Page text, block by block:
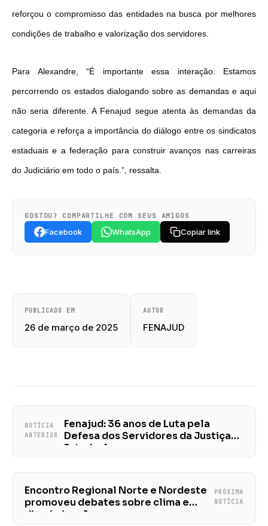
reforçou o compromisso das entidades na busca por melhores
condições de trabalho e valorização dos servidores.
Para Alexandre, “É importante essa interação. Estamos
percorrendo os estados dialogando sobre as demandas e aqui
não seria diferente. A Fenajud segue atenta às demandas da
categoria e reforça a importância do diálogo entre os sindicatos
estaduais e a federação para construir avanços nas carreiras
do Judiciário em todo o país.”, ressalta.
GOSTOU? COMPARTILHE COM SEUS AMIGOS
Facebook WhatsApp Copiar link
PUBLICADO EM
26 de março de 2025
AUTOR
FENAJUD
NOTÍCIA
ANTERIOR
Fenajud: 36 anos de Luta pela
Defesa dos Servidores da Justiça
Estadual
Encontro Regional Norte e Nordeste
promoveu debates sobre clima e
discriminação
PRÓXIMA
NOTÍCIA